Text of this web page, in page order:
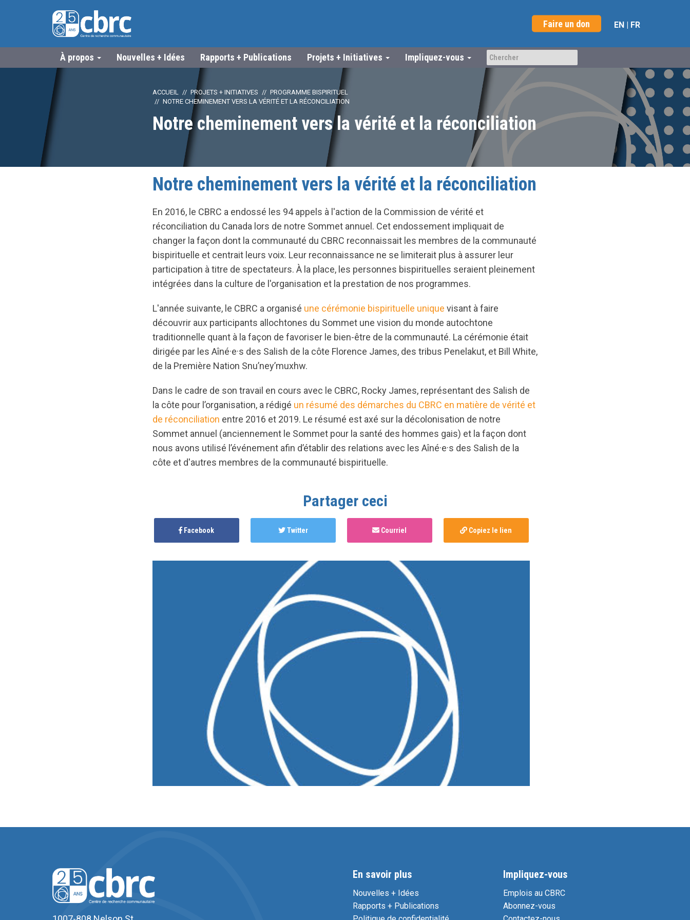
Faire un don EN | FR
À propos Nouvelles + Idées Rapports + Publications Projets + Initiatives Impliquez-vous
ACCUEIL PROJETS + INITIATIVES
PROGRAMME BISPIRITUEL
NOTRE CHEMINEMENT VERS LA VÉRITÉ ET LA RÉCONCILIATION
Notre cheminement vers la vérité et la réconciliation
Notre cheminement vers la vérité et la réconciliation
En 2016, le CBRC a endossé les 94 appels à l'action de la Commission de vérité et
réconciliation du Canada lors de notre Sommet annuel. Cet endossement impliquait de
changer la façon dont la communauté du CBRC reconnaissait les membres de la communauté
bispirituelle et centrait leurs voix. Leur reconnaissance ne se limiterait plus à assurer leur
participation à titre de spectateurs. À la place, les personnes bispirituelles seraient pleinement
intégrées dans la culture de l'organisation et la prestation de nos programmes.
L'année suivante, le CBRC a organisé une cérémonie bispirituelle unique visant à faire
découvrir aux participants allochtones du Sommet une vision du monde autochtone
traditionnelle quant à la façon de favoriser le bien-être de la communauté. La cérémonie était
dirigée par les Aîné·e·s des Salish de la côte Florence James, des tribus Penelakut, et Bill White,
de la Première Nation Snu’ney’muxhw.
Dans le cadre de son travail en cours avec le CBRC, Rocky James, représentant des Salish de
la côte pour l’organisation, a rédigé un résumé des démarches du CBRC en matière de vérité et
de réconciliation entre 2016 et 2019. Le résumé est axé sur la décolonisation de notre
Sommet annuel (anciennement le Sommet pour la santé des hommes gais) et la façon dont
nous avons utilisé l’événement afin d’établir des relations avec les Aîné·e·s des Salish de la
côte et d'autres membres de la communauté bispirituelle.
Partager ceci
Facebook Twitter Courriel Copiez le lien
Programme bispirituel il y a 4 ans
En savoir plus
Nouvelles + Idées
Rapports + Publications
Impliquez-vous
Emplois au CBRC
Abonnez-vous